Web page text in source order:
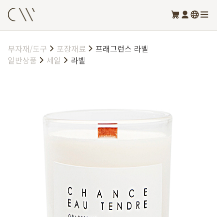
부자재/도구 포장재료
프래그런스 라벨
일반상품
세일 라벨